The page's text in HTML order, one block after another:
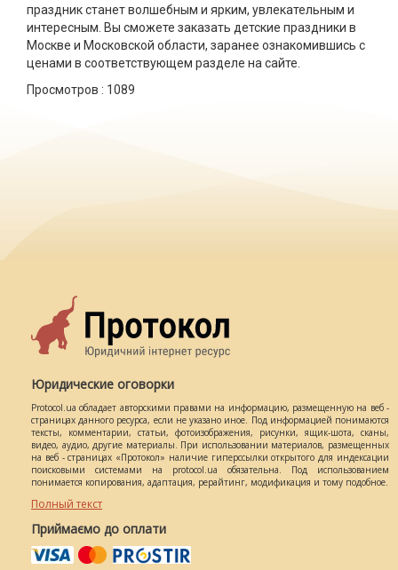
праздник станет волшебным и ярким, увлекательным и
интересным. Вы сможете заказать детские праздники в
Москве и Московской области, заранее ознакомившись с
ценами в соответствующем разделе на сайте.
Просмотров : 1089
Юридические оговорки
Protocol.ua обладает авторскими правами на информацию, размещенную на веб -
страницах данного ресурса, если не указано иное. Под информацией понимаются
тексты, комментарии, статьи, фотоизображения, рисунки, ящик-шота, сканы,
видео, аудио, другие материалы. При использовании материалов, размещенных
на веб - страницах «Протокол» наличие гиперссылки открытого для индексации
поисковыми системами на protocol.ua обязательна. Под использованием
понимается копирования, адаптация, рерайтинг, модификация и тому подобное.
Полный текст
Приймаємо до оплати